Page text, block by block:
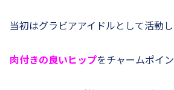
当初はグラビアアイドルとして活動し
肉付きの良いヒップをチャームポイ